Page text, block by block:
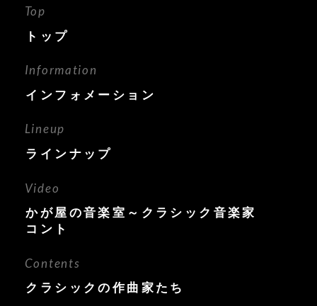
Top
トップ
Information
インフォメーション
Lineup
ラインナップ
Video
かが屋の音楽室～クラシック音楽家
コント
Contents
クラシックの作曲家たち